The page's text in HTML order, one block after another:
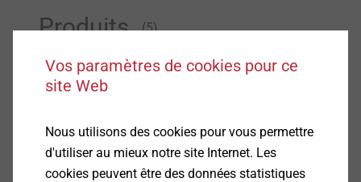
Produits (5)
EVO PT®
Vos paramètres de cookies pour ce
site Web
Nous utilisons des cookies pour vous permettre
d'utiliser au mieux notre site Internet. Les
cookies peuvent être des données statistiques